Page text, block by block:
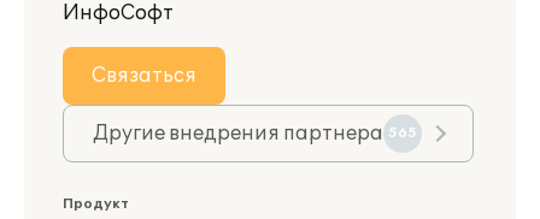
ИнфоСофт
Связаться
Другие внедрения партнера 565
Продукт